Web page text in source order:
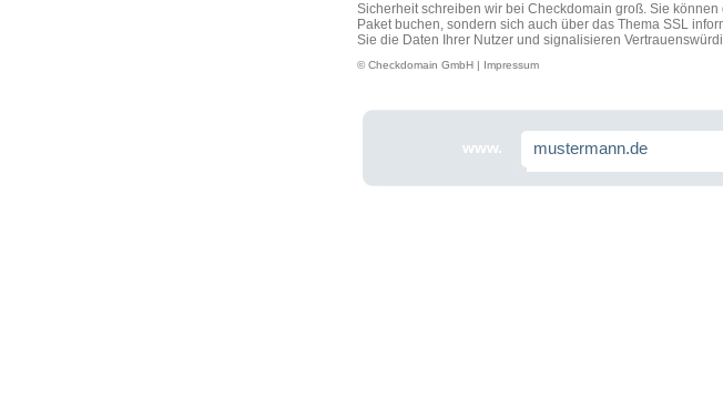
Sicherheit schreiben wir bei Checkdomain groß. Sie
Paket buchen, sondern sich auch über das Thema SSL
Sie die Daten Ihrer Nutzer und signalisieren
© Checkdomain GmbH | Impressum
www.